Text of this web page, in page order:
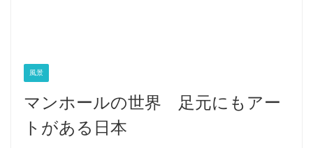
風景
マンホールの世界 足元にもアー
トがある日本